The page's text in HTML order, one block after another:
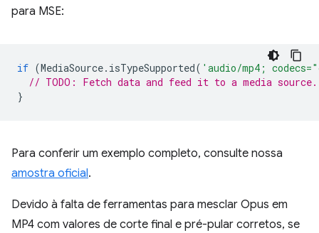
para MSE:
if (MediaSource. isTypeSupported( 'audio/mp4;
// TODO: Fetch data and feed it to a media source.
}
Para conferir um exemplo completo, consulte nossa
amostra oficial.
Devido à falta de ferramentas para mesclar Opus em
MP4 com valores de corte final e pré-pular corretos, se